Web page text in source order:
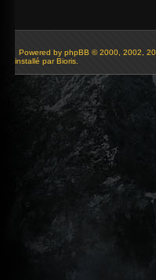
Powered by phpBB © 2000, 2002,
installé par Bioris.